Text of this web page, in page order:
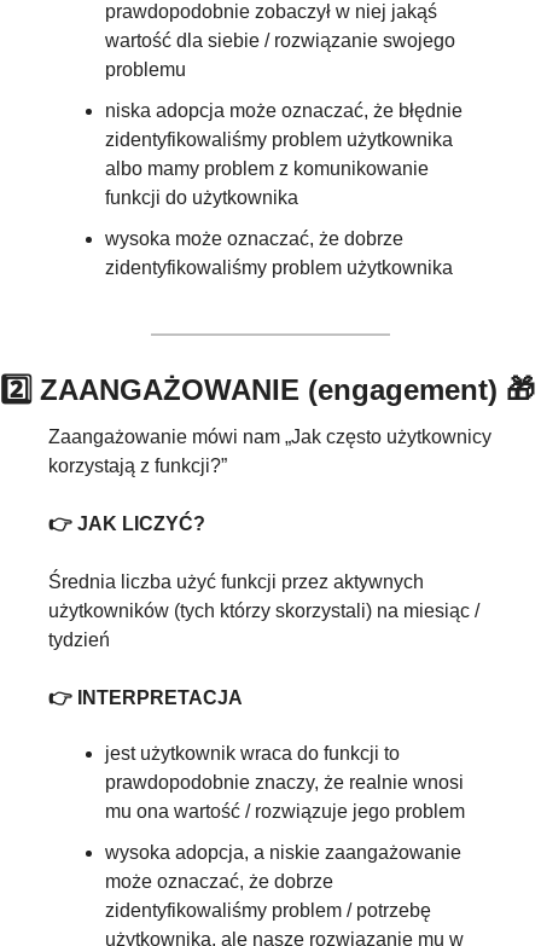
prawdopodobnie zobaczył w niej jakąś
wartość dla siebie / rozwiązanie swojego
problemu
niska adopcja może oznaczać, że błędnie
zidentyfikowaliśmy problem użytkownika
albo mamy problem z komunikowanie
funkcji do użytkownika
wysoka może oznaczać, że dobrze
zidentyfikowaliśmy problem użytkownika
2️⃣ ZAANGAŻOWANIE (engagement) 🎁
Zaangażowanie mówi nam „Jak często użytkownicy
korzystają z funkcji?”
👉 JAK LICZYĆ?
Średnia liczba użyć funkcji przez aktywnych
użytkowników (tych którzy skorzystali) na miesiąc /
tydzień
👉 INTERPRETACJA
jest użytkownik wraca do funkcji to
prawdopodobnie znaczy, że realnie wnosi
mu ona wartość / rozwiązuje jego problem
wysoka adopcja, a niskie zaangażowanie
może oznaczać, że dobrze
zidentyfikowaliśmy problem / potrzebę
użytkownika, ale nasze rozwiązanie mu w